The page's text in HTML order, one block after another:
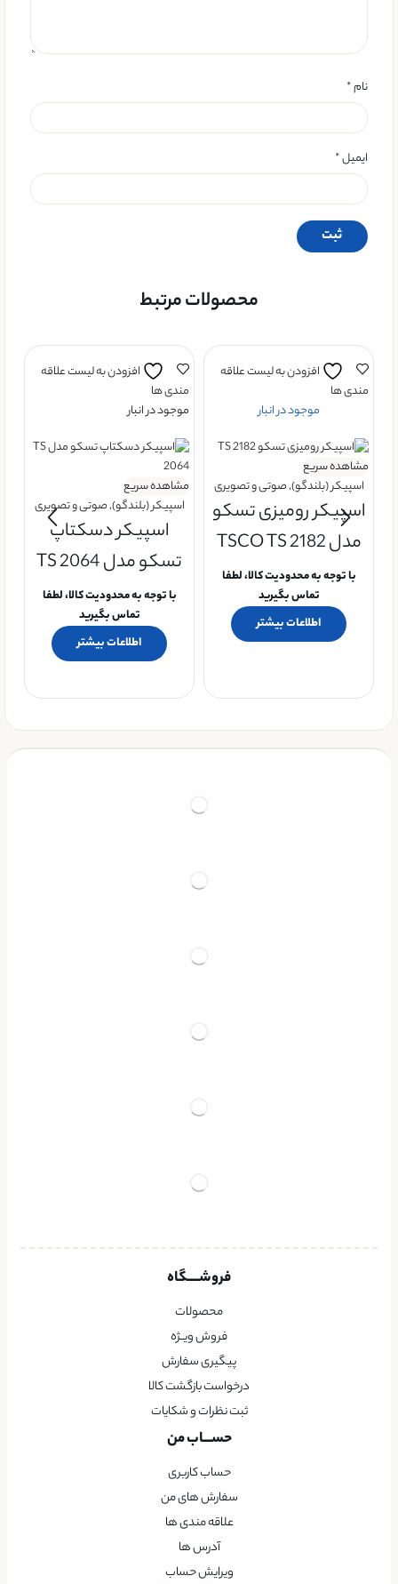
نام*
ایمیل*
محصولات مرتبط
افزودن به لیست علاقه
مندی ها
موجود در انبار
مشاهده سریع
اسپیکر (بلندگو),صوتی و تصویری
اسپیکر رومیزی تسکو
مدل TSCO TS 2182
با توجه به محدودیت کالا، لطفا
تماس بگیرید
اطلاعات بیشتر
افزودن به لیست علاقه
مندی ها
موجود در انبار
مشاهده سریع
اسپیکر (بلندگو),صوتی و تصویری
اسپیکر دسکتاپ
تسکو مدل TS 2064
با توجه به محدودیت کالا، لطفا
تماس بگیرید
اطلاعات بیشتر
فروشــــگاه
محصولات
فروش ویــژه
پیگیری سفارش
درخواست بازگشت کالا
ثبت نظرات و شکایات
حســـاب من
حساب کاربری
سفارش های من
علاقه مندی ها
آدرس ها
ویرایش حساب